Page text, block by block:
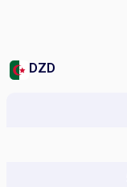
DZD